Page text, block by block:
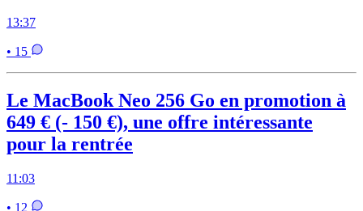
13:37
• 15
Le MacBook Neo 256 Go en promotion à
649 € (- 150 €), une offre intéressante
pour la rentrée
11:03
• 12